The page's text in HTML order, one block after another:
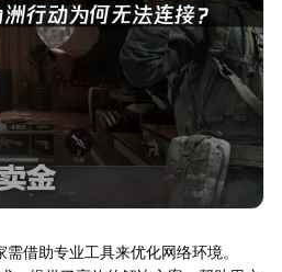
借助专业工具来优化网络环境。